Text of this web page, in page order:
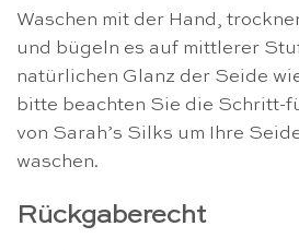
Waschen mit der Hand,
und bügeln es auf mittlerer
natürlichen Glanz der Seide
bitte beachten Sie die Schritt-
von Sarah’s Silks um Ihre
waschen.
Rückgaberecht